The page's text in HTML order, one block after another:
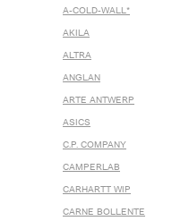
A-COLD-WALL*
AKILA
ALTRA
ANGLAN
ARTE ANTWERP
ASICS
C.P. COMPANY
CAMPERLAB
CARHARTT WIP
CARNE BOLLENTE